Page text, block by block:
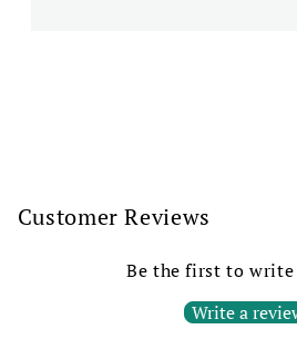
Customer Reviews
Be the first to write
Write a